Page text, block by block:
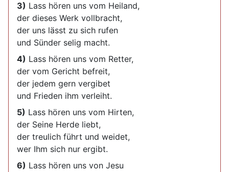
3) Lass hören uns vom Heiland,
der dieses Werk vollbracht,
der uns lässt zu sich rufen
und Sünder selig macht.
4) Lass hören uns vom Retter,
der vom Gericht befreit,
der jedem gern vergibet
und Frieden ihm verleiht.
5) Lass hören uns vom Hirten,
der Seine Herde liebt,
der treulich führt und weidet,
wer Ihm sich nur ergibt.
6) Lass hören uns von Jesu